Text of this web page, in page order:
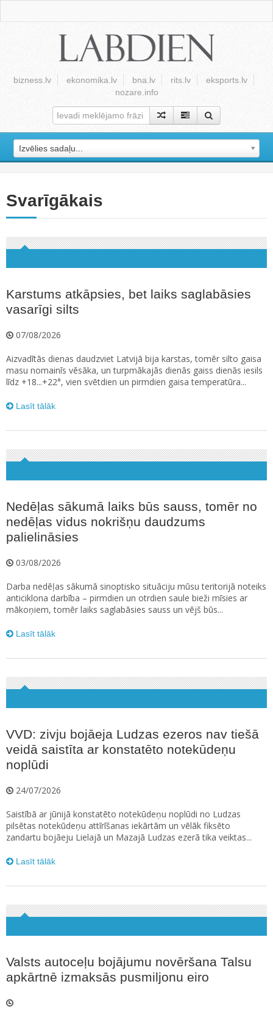
bizness.lv ekonomika.lv bna.lv rits.lv
eksports.lv
nozare.info
Izvēlies sadaļu...
Svarīgākais
Karstums atkāpsies, bet laiks saglabāsies
vasarīgi silts
07/08/2026
Aizvadītās dienas daudzviet Latvijā bija karstas, tomēr silto gaisa
masu nomainīs vēsāka, un turpmākajās dienās gaiss dienās iesils
līdz +18...+22°, vien svētdien un pirmdien gaisa temperatūra...
Lasīt tālāk
Nedēļas sākumā laiks būs sauss, tomēr no
nedēļas vidus nokrišņu daudzums
palielināsies
03/08/2026
Darba nedēļas sākumā sinoptisko situāciju mūsu teritorijā noteiks
anticiklona darbība – pirmdien un otrdien saule bieži mīsies ar
mākoņiem, tomēr laiks saglabāsies sauss un vējš būs...
Lasīt tālāk
VVD: zivju bojāeja Ludzas ezeros nav tiešā
veidā saistīta ar konstatēto notekūdeņu
noplūdi
24/07/2026
Saistībā ar jūnijā konstatēto notekūdeņu noplūdi no Ludzas
pilsētas notekūdeņu attīrīšanas iekārtām un vēlāk fiksēto
zandartu bojāeju Lielajā un Mazajā Ludzas ezerā tika veiktas...
Lasīt tālāk
Valsts autoceļu bojājumu novēršana Talsu
apkārtnē izmaksās pusmiljonu eiro